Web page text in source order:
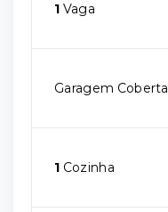
1 Vaga
Garagem Coberta
1 Cozinha